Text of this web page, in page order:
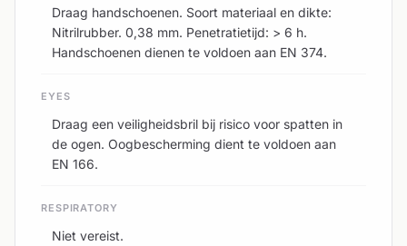
Draag handschoenen. Soort materiaal en dikte:
Nitrilrubber. 0,38 mm. Penetratietijd: > 6 h.
Handschoenen dienen te voldoen aan EN 374.
EYES
Draag een veiligheidsbril bij risico voor spatten in
de ogen. Oogbescherming dient te voldoen aan
EN 166.
RESPIRATORY
Niet vereist.